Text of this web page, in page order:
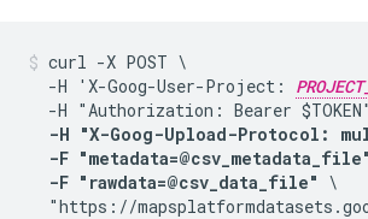
curl -X POST \
  -H 'X-Goog-User-Project:
-H "Authorization: Bearer
-H "X-Goog-Upload-Protocol:
-F
  -F "rawdata=@csv_data_file"
\
"https://